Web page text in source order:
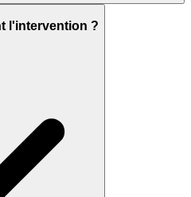
l'intervention ?